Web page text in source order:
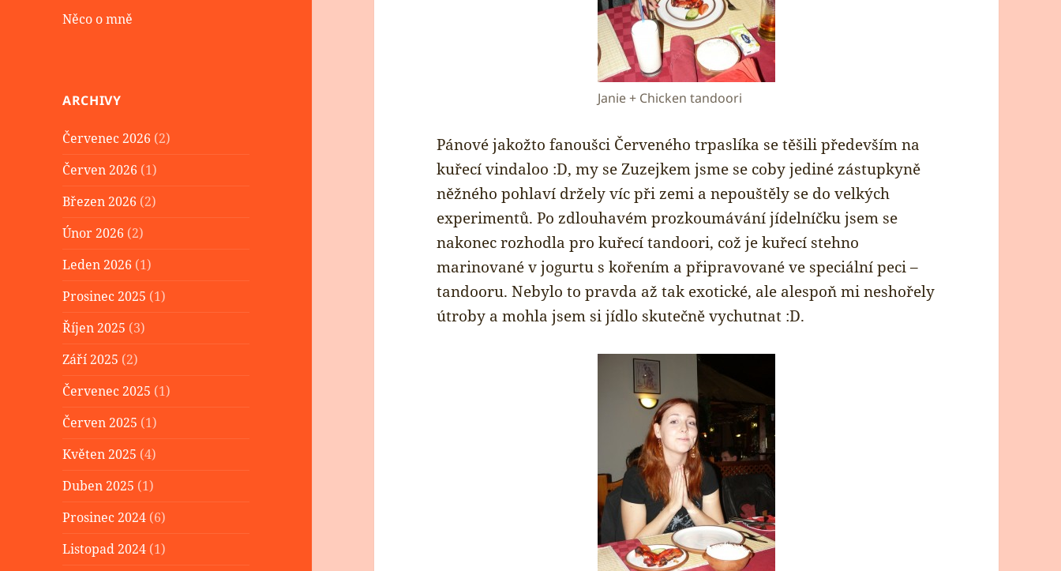
Něco o mně
ARCHIVY
Červenec 2026 (2)
Červen 2026 (1)
Březen 2026 (2)
Únor 2026 (2)
Leden 2026 (1)
Prosinec 2025 (1)
Říjen 2025 (3)
Září 2025 (2)
Červenec 2025 (1)
Červen 2025 (1)
Květen 2025 (4)
Duben 2025 (1)
Prosinec 2024 (6)
Listopad 2024 (1)
Janie + Chicken tandoori
Pánové jakožto fanoušci Červeného trpaslíka se těšili především na
kuřecí vindaloo :D, my se Zuzejkem jsme se coby jediné zástupkyně
něžného pohlaví držely víc při zemi a nepouštěly se do velkých
experimentů. Po zdlouhavém prozkoumávání jídelníčku jsem se
nakonec rozhodla pro kuřecí tandoori, což je kuřecí stehno
marinované v jogurtu s kořením a připravované ve speciální peci –
tandooru. Nebylo to pravda až tak exotické, ale alespoň mi neshořely
útroby a mohla jsem si jídlo skutečně vychutnat :D.